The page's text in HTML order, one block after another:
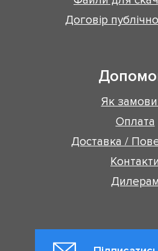
Договір
Як
Оплата
Доставка /
Контакти
Дилерам